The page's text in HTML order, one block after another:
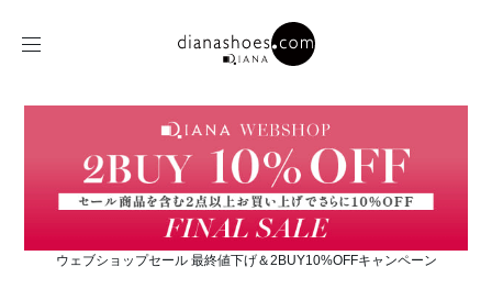
ウェブショップセール 最終値下げ＆2BUY10%OFFキャンペーン